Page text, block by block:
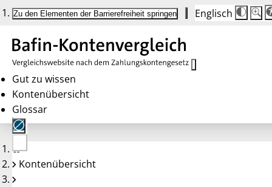
Zu den Elementen der Barrierefreiheit springen Englisch
Die
100
Gut zu wissen
Kontenübersicht
Glossar
Keine
Konten
Kontenübersicht